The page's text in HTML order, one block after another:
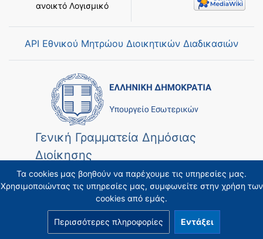
Τα cookies μας βοηθούν να παρέχουμε τις υπηρεσίες μας.
Χρησιμοποιώντας τις υπηρεσίες μας, συμφωνείτε στην χρήση των
cookies από εμάς.
Περισσότερες πληροφορίες Εντάξει
ανοικτό Λογισμικό
API Εθνικού Μητρώου Διοικητικών Διαδικασιών
Γενική Γραμματεία Δημόσιας
Διοίκησης